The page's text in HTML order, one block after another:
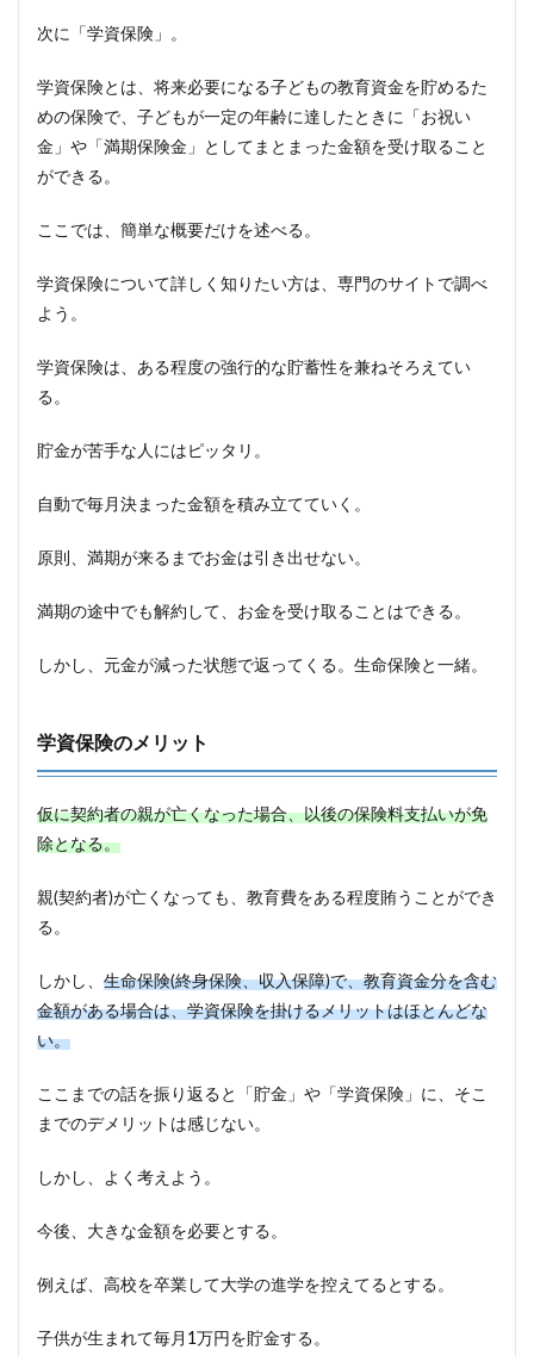
次に「学資保険」。
学資保険とは、将来必要になる子どもの教育資金を貯めるた
めの保険で、子どもが一定の年齢に達したときに「お祝い
金」や「満期保険金」としてまとまった金額を受け取ること
ができる。
ここでは、簡単な概要だけを述べる。
学資保険について詳しく知りたい方は、専門のサイトで調べ
よう。
学資保険は、ある程度の強行的な貯蓄性を兼ねそろえてい
る。
貯金が苦手な人にはピッタリ。
自動で毎月決まった金額を積み立てていく。
原則、満期が来るまでお金は引き出せない。
満期の途中でも解約して、お金を受け取ることはできる。
しかし、元金が減った状態で返ってくる。生命保険と一緒。
学資保険のメリット
仮に契約者の親が亡くなった場合、以後の保険料支払いが免
除となる。
親(契約者)が亡くなっても、教育費をある程度賄うことができ
る。
しかし、 生命保険(終身保険、収入保障)で、教育資金分を含む
金額がある場合は、学資保険を掛けるメリットはほとんどな
い。
ここまでの話を振り返ると「貯金」や「学資保険」に、そこ
までのデメリットは感じない。
しかし、よく考えよう。
今後、大きな金額を必要とする。
例えば、高校を卒業して大学の進学を控えてるとする。
子供が生まれて毎月1万円を貯金する。